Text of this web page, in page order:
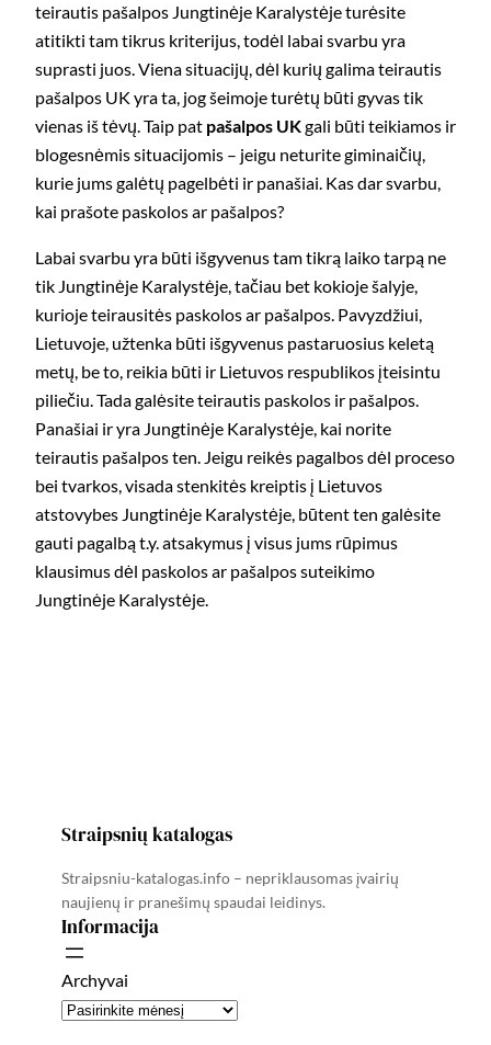
teirautis pašalpos Jungtinėje Karalystėje turėsite
atitikti tam tikrus kriterijus, todėl labai svarbu yra
suprasti juos. Viena situacijų, dėl kurių galima teirautis
pašalpos UK yra ta, jog šeimoje turėtų būti gyvas tik
vienas iš tėvų. Taip pat pašalpos UKgali būti teikiamos ir
blogesnėmis situacijomis – jeigu neturite giminaičių,
kurie jums galėtų pagelbėti ir panašiai. Kas dar svarbu,
kai prašote paskolos ar pašalpos?
Labai svarbu yra būti išgyvenus tam tikrą laiko tarpą ne
tik Jungtinėje Karalystėje, tačiau bet kokioje šalyje,
kurioje teirausitės paskolos ar pašalpos. Pavyzdžiui,
Lietuvoje, užtenka būti išgyvenus pastaruosius keletą
metų, be to, reikia būti ir Lietuvos respublikos įteisintu
piliečiu. Tada galėsite teirautis paskolos ir pašalpos.
Panašiai ir yra Jungtinėje Karalystėje, kai norite
teirautis pašalpos ten. Jeigu reikės pagalbos dėl proceso
bei tvarkos, visada stenkitės kreiptis į Lietuvos
atstovybes Jungtinėje Karalystėje, būtent ten galėsite
gauti pagalbą t.y. atsakymus į visus jums rūpimus
klausimus dėl paskolos ar pašalpos suteikimo
Jungtinėje Karalystėje.
Straipsnių katalogas
Straipsniu-katalogas.info – nepriklausomas įvairių
naujienų ir pranešimų spaudai leidinys.
Informacija
Archyvai